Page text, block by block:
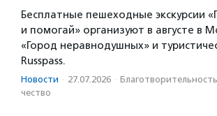
Бесплатные пешеходные экскурсии
и помогай» организуют в августе в
«Город неравнодушных» и
Russpass.
Новости · 27.07.2026 ·
чест­во